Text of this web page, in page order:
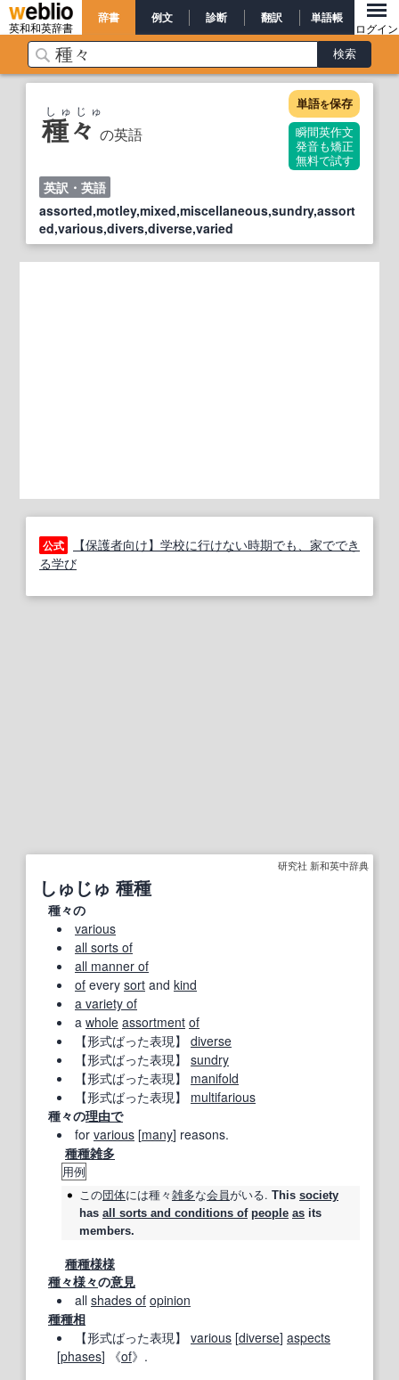
英和和英辞書
辞書 例文 診断 翻訳 単語帳
ログイン
種々 の英語
しゅじゅ 単語を保存
瞬間英作文
発音も矯正
無料で試す
英訳・英語
assorted,motley,mixed,miscellaneous,sundry,assort
ed,various,divers,diverse,varied
公式
【保護者向け】学校に行けない時期でも、家ででき
る学び
研究社 新和英中辞典
しゅじゅ 種種
種々の
various
all sorts of
all manner of
of every sort and kind
a variety of
a whole assortment of
【形式ばった表現】 diverse
【形式ばった表現】 sundry
【形式ばった表現】
manifold
【形式ばった表現】
multifarious
種々の理由で
for various [many] reasons.
種種雑多
用例
この団体には種々雑多な会員がいる. This society
has all sorts and conditions of people as its
members.
種種様様
種々様々の意見
all shades of opinion
種種相
【形式ばった表現】 various [diverse] aspects
[phases] 《of》.